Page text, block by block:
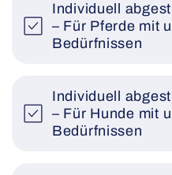
Individuell
– Für Pferde mit
Bedürfnissen
Individuell
– Für Hunde mit
Bedürfnissen